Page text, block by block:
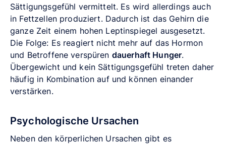
Sättigungsgefühl vermittelt. Es wird allerdings auch
in Fettzellen produziert. Dadurch ist das Gehirn die
ganze Zeit einem hohen Leptinspiegel ausgesetzt.
Die Folge: Es reagiert nicht mehr auf das Hormon
und Betroffene verspüren dauerhaft Hunger.
Übergewicht und kein Sättigungsgefühl treten daher
häufig in Kombination auf und können einander
verstärken.
Psychologische Ursachen
Neben den körperlichen Ursachen gibt es